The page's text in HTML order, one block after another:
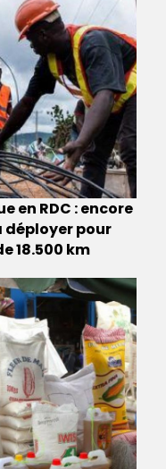
en RDC : encore
déployer pour
18.500 km